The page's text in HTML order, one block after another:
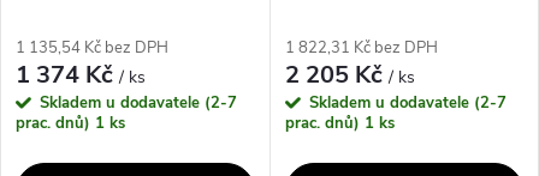
1 135,54 Kč bez DPH
1 374 Kč/ ks
Skladem u dodavatele (2-7
prac. dnů) 1 ks
1 822,31 Kč bez DPH
2 205 Kč/ ks
Skladem u dodavatele (2-7
prac. dnů) 1 ks